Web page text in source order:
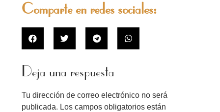
Comparte en redes sociales:
Deja una respuesta
Tu dirección de correo electrónico no será
publicada. Los campos obligatorios están